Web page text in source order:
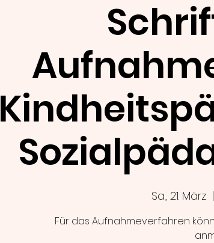
Sa., 21. März
  |
Für das Aufnahmeverfahren